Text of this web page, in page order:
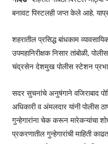
बनावट पिस्टलही जप्त केले आहे.
शहरातील प्रसिद्ध बांधकाम
उपमहानिरीक्षक निसार तांबोळी,
चंद्रसेन देशमुख पोलीस स्टेशन
सदर सुचनांचे अनुषंगाने वजिराबाद
अधिकारी व अंमलदार यांनी पोलीस
गुन्हेगारांना चेक करून मारेकऱ्यांचा
प्रकरणातील गुन्हेगारांची माहिती